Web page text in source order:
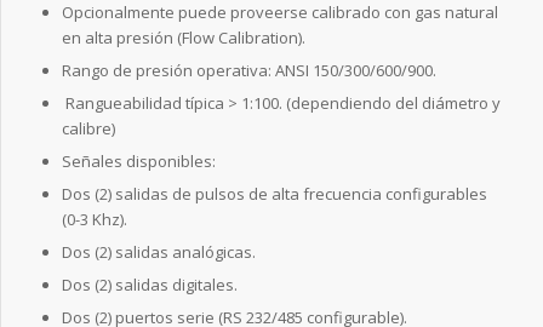
Opcionalmente puede proveerse calibrado con gas natural
en alta presión (Flow Calibration).
Rango de presión operativa: ANSI 150/300/600/900.
Rangueabilidad típica > 1:100. (dependiendo del diámetro y
calibre)
Señales disponibles:
Dos (2) salidas de pulsos de alta frecuencia configurables
(0-3 Khz).
Dos (2) salidas analógicas.
Dos (2) salidas digitales.
Dos (2) puertos serie (RS 232/485 configurable).